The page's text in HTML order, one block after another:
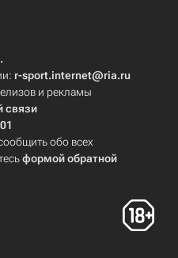
r-sport.internet@ria.ru
и рекламы
связи
обо всех
формой обратной